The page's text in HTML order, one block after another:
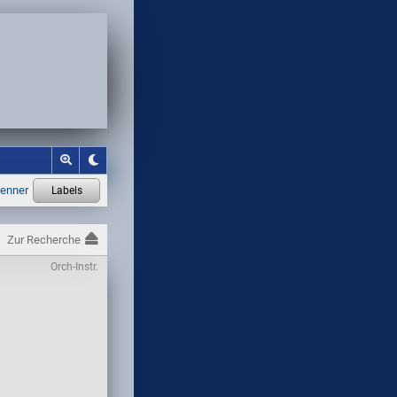
Zur Recherche
Orch-Instr.